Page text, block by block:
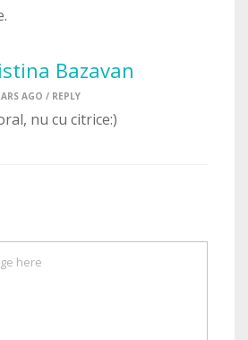
Bazavan
AGO / REPLY
nu cu citrice:)